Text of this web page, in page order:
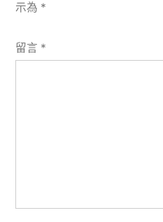
示為 *
留言 *